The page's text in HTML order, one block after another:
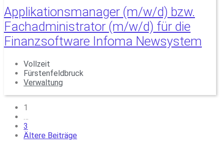
Applikationsmanager (m/w/d) bzw.
Fachadministrator (m/w/d) für die
Finanzsoftware Infoma Newsystem
Vollzeit
Fürstenfeldbruck
Verwaltung
Posts
navigation
1
3
Ältere Beiträge